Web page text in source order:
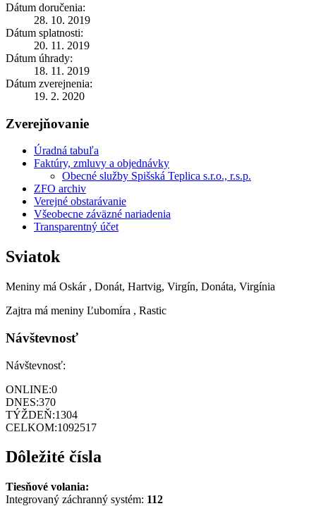
Dátum doručenia:
28. 10. 2019
Dátum splatnosti:
20. 11. 2019
Dátum úhrady:
18. 11. 2019
Dátum zverejnenia:
19. 2. 2020
Zverejňovanie
Úradná tabuľa
Faktúry, zmluvy a objednávky
Obecné služby Spišská Teplica s.r.o., r.s.p.
ZFO archiv
Verejné obstarávanie
Všeobecne záväzné nariadenia
Transparentný účet
Sviatok
Meniny má Oskár , Donát, Hartvig, Virgín, Donáta, Virgínia
Zajtra má meniny Ľubomíra , Rastic
Návštevnosť
Návštevnosť:
ONLINE:0
DNES:370
TÝŽDEŇ:1304
CELKOM:1092517
Dôležité čísla
Tiesňové volania:
Integrovaný záchranný systém: 112